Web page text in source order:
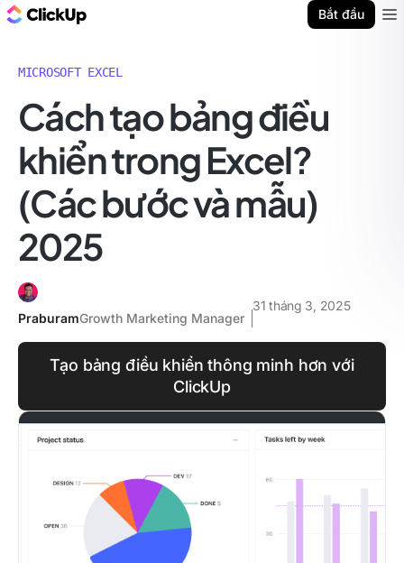
Bắt đầu
MICROSOFT EXCEL
Cách tạo bảng điều
khiển trong Excel?
(Các bước và mẫu)
2025
PraburamGrowth Marketing Manager
31 tháng 3, 2025
Tạo bảng điều khiển thông minh hơn với
ClickUp